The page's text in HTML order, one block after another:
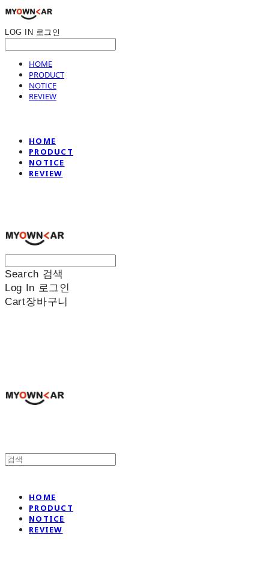
LOG IN 로그인
HOME
PRODUCT
NOTICE
REVIEW
HOME
PRODUCT
NOTICE
REVIEW
Search 검색
Log In 로그인
Cart장바구니
HOME
PRODUCT
NOTICE
REVIEW